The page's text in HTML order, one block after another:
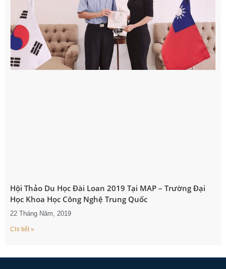
Hội Thảo Du Học Đài Loan 2019 Tại MAP – Trường Đại
Học Khoa Học Công Nghệ Trung Quốc
22 Tháng Năm, 2019
Chi tiết »